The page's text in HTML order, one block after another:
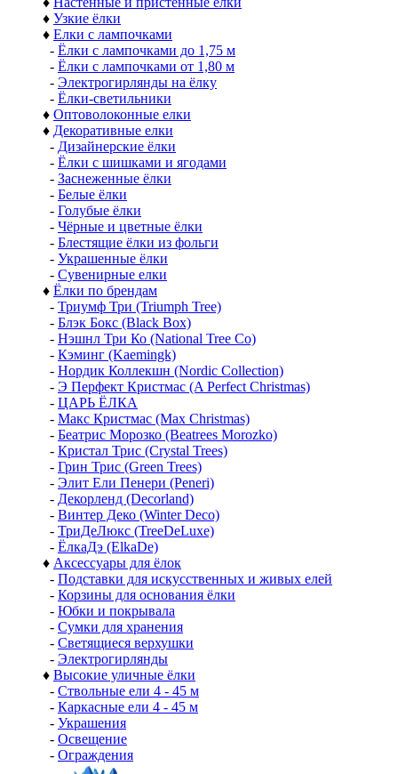
♦ Узкие ёлки
♦ Елки с лампочками
- Ёлки с лампочками до 1,75 м
- Ёлки с лампочками от 1,80 м
- Электрогирлянды на ёлку
- Ёлки-светильники
♦ Оптоволоконные елки
♦ Декоративные елки
- Дизайнерские ёлки
- Ёлки с шишками и ягодами
- Заснеженные ёлки
- Белые ёлки
- Голубые ёлки
- Чёрные и цветные ёлки
- Блестящие ёлки из фольги
- Украшенные ёлки
- Сувенирные елки
♦ Ёлки по брендам
- Триумф Три (Triumph Tree)
- Блэк Бокс (Black Box)
- Нэшнл Три Ко (National Tree Co)
- Кэминг (Kaemingk)
- Нордик Коллекшн (Nordic Collection)
- Э Перфект Кристмас (A Perfect Christmas)
- ЦАРЬ ЁЛКА
- Макс Кристмас (Max Christmas)
- Беатрис Морозко (Beatrees Morozko)
- Кристал Трис (Crystal Trees)
- Грин Трис (Green Trees)
- Элит Ели Пенери (Peneri)
- Декорленд (Decorland)
- Винтер Деко (Winter Deco)
- ТриДеЛюкс (TreeDeLuxe)
- ЁлкаДэ (ElkaDe)
♦ Аксессуары для ёлок
- Подставки для искусственных и живых елей
- Корзины для основания ёлки
- Юбки и покрывала
- Сумки для хранения
- Светящиеся верхушки
- Электрогирлянды
♦ Высокие уличные ёлки
- Ствольные ели 4 - 45 м
- Каркасные ели 4 - 45 м
- Украшения
- Освещение
- Ограждения